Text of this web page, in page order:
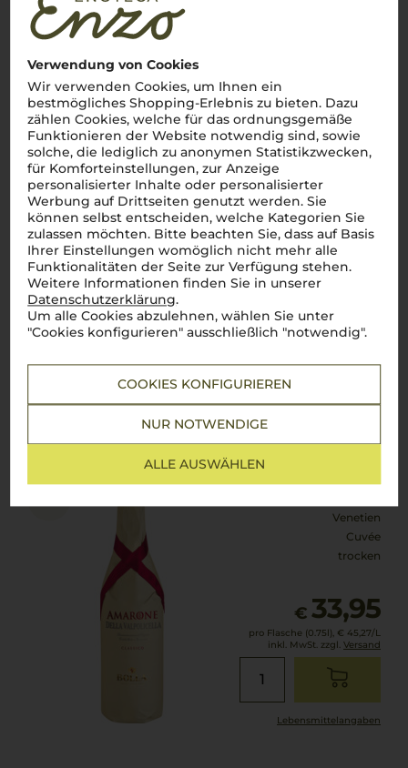
Verwendung von Cookies
Wir verwenden Cookies, um Ihnen ein
bestmögliches Shopping-Erlebnis zu bieten. Dazu
zählen Cookies, welche für das ordnungsgemäße
Funktionieren der Website notwendig sind, sowie
solche, die lediglich zu anonymen Statistikzwecken,
für Komforteinstellungen, zur Anzeige
personalisierter Inhalte oder personalisierter
Werbung auf Drittseiten genutzt werden. Sie
können selbst entscheiden, welche Kategorien Sie
zulassen möchten. Bitte beachten Sie, dass auf Basis
Ihrer Einstellungen womöglich nicht mehr alle
Funktionalitäten der Seite zur Verfügung stehen.
Weitere Informationen finden Sie in unserer
Datenschutzerklärung.
Um alle Cookies abzulehnen, wählen Sie unter
"Cookies konfigurieren" ausschließlich "notwendig".
COOKIES KONFIGURIEREN
NUR NOTWENDIGE
ALLE AUSWÄHLEN
2020
Sant' Urbano Amarone
Speri Viticoltori
Venetien
€ 49,90
pro Flasche (0.75l),
inkl. MwSt. zzgl.
Lebensmittel­angaben
Bolla Amarone della Valpolicella
Bolla
Venetien
Cuvée
trocken
€ 33,95
pro Flasche (0.75l), € 45,27/L
inkl. MwSt. zzgl. Versand
Lebensmittel­angaben